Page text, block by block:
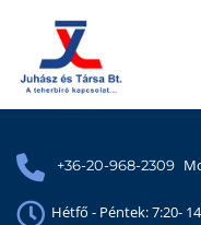
+36-20-968-2309
Hétfő - Péntek: 7:20-